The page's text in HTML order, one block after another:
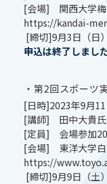
[会場] 関西大学梅
https://kandai-
[締切]9月3日（日
申込は終了しました
・第2回スポー
[日時]2023年9月
[講師] 田中大貴氏
[定員] 会場参加
[会場] 東洋大学白
https://
[締切]9月9日（土